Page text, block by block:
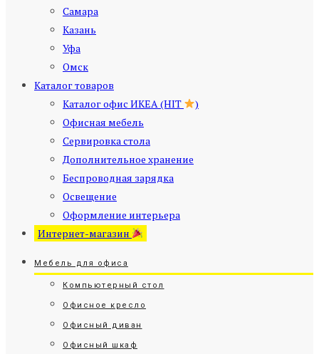
Самара
Казань
Уфа
Омск
Каталог товаров
Каталог офис ИКЕА (HIT
)
Офисная мебель
Сервировка стола
Дополнительное хранение
Беспроводная зарядка
Освещение
Оформление интерьера
Интернет-магазин
Мебель для офиса
Компьютерный стол
Офисное кресло
Офисный диван
Офисный шкаф